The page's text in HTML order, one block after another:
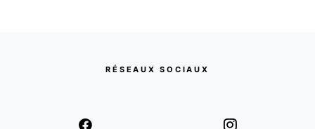
RÉSEAUX SOCIAUX